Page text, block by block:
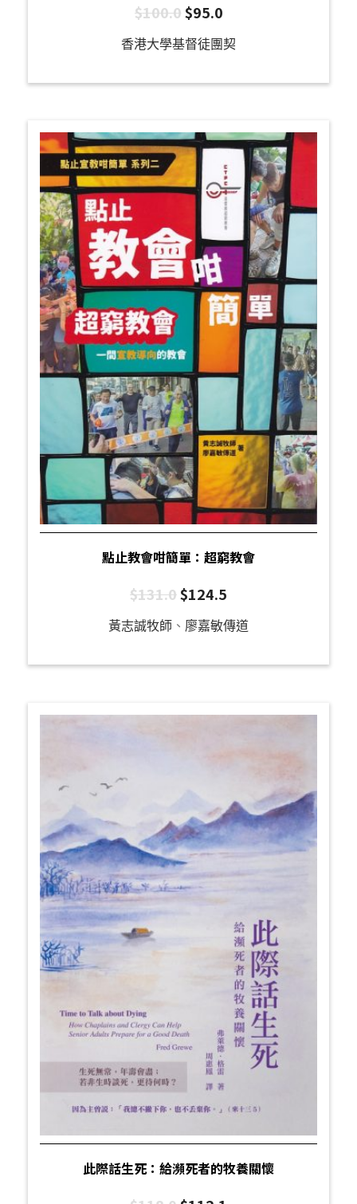
$100.0$95.0
香港大學基督徒團契
點止教會咁簡單：超窮教會
$131.0$124.5
黃志誠牧師 、 廖嘉敏傳道
此際話生死：給瀕死者的牧養關懷